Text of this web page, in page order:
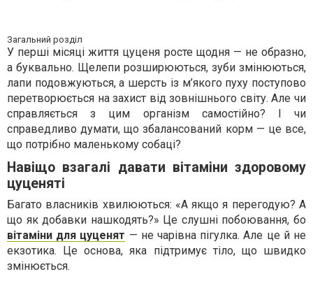
Загальний розділ
У перші місяці життя цуценя росте щодня — не образно,
а буквально. Щелепи розширюються, зуби змінюються,
лапи подовжуються, а шерсть із м’якого пуху поступово
перетворюється на захист від зовнішнього світу. Але чи
справляється з цим організм самостійно? І чи
справедливо думати, що збалансований корм — це все,
що потрібно маленькому собаці?
Навіщо взагалі давати вітаміни здоровому
цуценяті
Багато власників хвилюються: «А якщо я перегодую? А
що як добавки нашкодять?» Це слушні побоювання, бо
вітаміни для цуценят — не чарівна пігулка. Але це й не
екзотика. Це основа, яка підтримує тіло, що швидко
змінюється.